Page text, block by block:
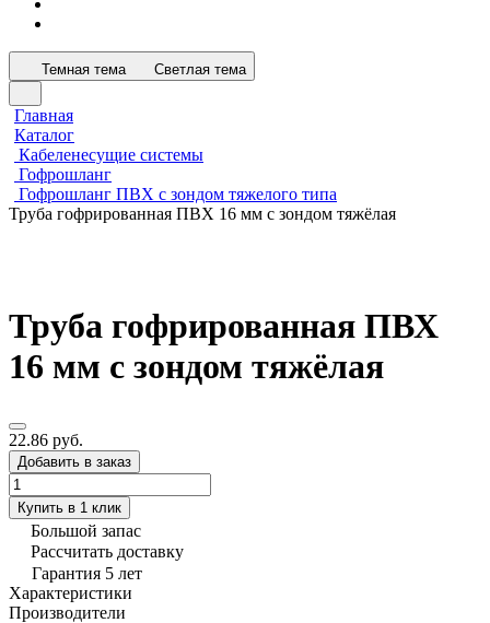
Темная тема Светлая тема
Главная
Каталог
Кабеленесущие системы
Гофрошланг
Гофрошланг ПВХ с зондом тяжелого типа
Труба гофрированная ПВХ 16 мм с зондом тяжёлая
Труба гофрированная ПВХ
16 мм с зондом тяжёлая
22.86 руб.
Добавить в заказ
Купить в 1 клик
Большой запас
Рассчитать доставку
Гарантия 5 лет
Характеристики
Производители